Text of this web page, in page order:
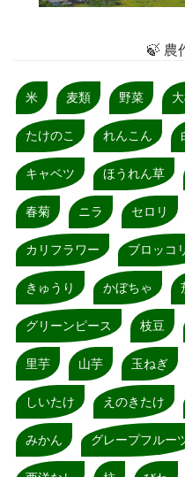
🍃 農
米 麦類 野菜
たけのこ れんこん
キャベツ ほうれん草
春菊 ニラ セロリ
カリフラワー ブロッコ
きゅうり かぼちゃ
グリーンピース 枝豆
里芋 山芋 玉ねぎ
しいたけ えのきたけ
みかん グレープフルー